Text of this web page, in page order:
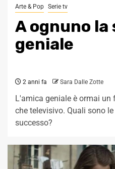
Arte & Pop Serie tv
A ognuno la
geniale
2 anni fa Sara Dalle Zotte
L'amica geniale è ormai un
che televisivo. Quali sono
successo?